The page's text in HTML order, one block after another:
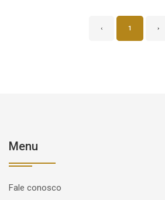
‹ 1 ›
Menu
Fale conosco